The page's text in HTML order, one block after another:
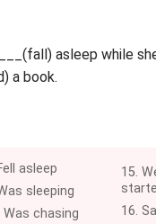
asleep while
a book.
asleep
sleeping
Was chasing
15.
16.